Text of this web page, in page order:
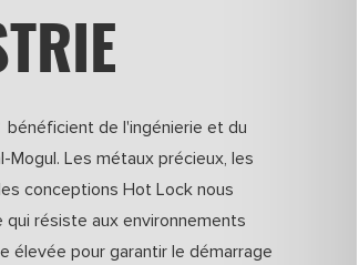
bénéficient de l'ingénierie et du
Les métaux précieux, les
conceptions Hot Lock nous
résiste aux environnements
élevée pour garantir le démarrage